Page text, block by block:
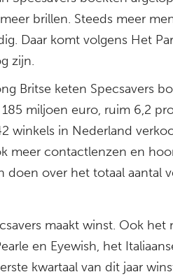
brillen. Steeds meer
Daar komt volgens Het
zijn.
Britse keten Specsavers
miljoen euro, ruim 6,2
winkels in Nederland
meer contactlenzen en
doen over het totaal aantal
maakt winst. Ook het
en Eyewish, het
kwartaal van dit jaar